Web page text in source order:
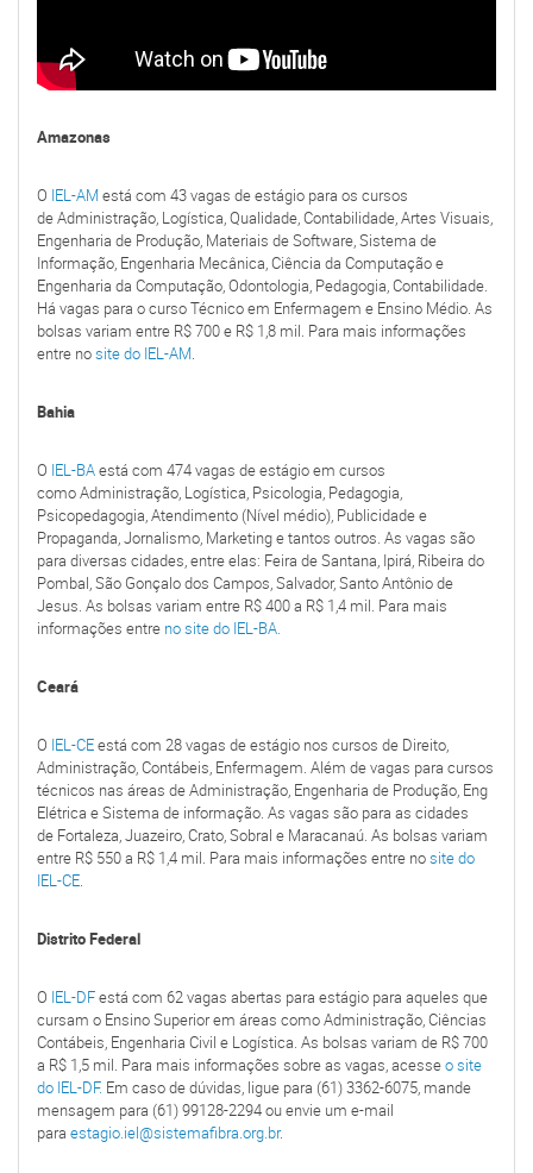
Amazonas
O IEL-AM está com 43 vagas de estágio para os cursos
de Administração, Logística, Qualidade, Contabilidade, Artes Visuais,
Engenharia de Produção, Materiais de Software, Sistema de
Informação, Engenharia Mecânica, Ciência da Computação e
Engenharia da Computação, Odontologia, Pedagogia, Contabilidade.
Há vagas para o curso Técnico em Enfermagem e Ensino Médio. As
bolsas variam entre R$ 700 e R$ 1,8 mil. Para mais informações
entre nosite do IEL-AM.
Bahia
O IEL-BAestá com 474 vagas de estágio em cursos
como Administração, Logística, Psicologia, Pedagogia,
Psicopedagogia, Atendimento (Nível médio), Publicidade e
Propaganda, Jornalismo, Marketing e tantos outros. As vagas são
para diversas cidades, entre elas: Feira de Santana, Ipirá, Ribeira do
Pombal, São Gonçalo dos Campos, Salvador, Santo Antônio de
Jesus. As bolsas variam entre R$ 400 a R$ 1,4 mil. Para mais
informações entre no site do IEL-BA.
Ceará
O IEL-CEestá com 28 vagas de estágio nos cursos de Direito,
Administração, Contábeis, Enfermagem. Além de vagas para cursos
técnicos nas áreas de Administração, Engenharia de Produção, Eng
Elétrica e Sistema de informação. As vagas são para as cidades
de Fortaleza, Juazeiro, Crato, Sobral e Maracanaú. As bolsas variam
entre R$ 550 a R$ 1,4 mil. Para mais informações entre nosite do
IEL-CE.
Distrito Federal
O IEL-DFestá com 62 vagas abertas para estágio para aqueles que
cursam o Ensino Superior em áreas como Administração, Ciências
Contábeis, Engenharia Civil e Logística. As bolsas variam de R$ 700
a R$ 1,5 mil. Para mais informações sobre as vagas, acesseo site
do IEL-DF. Em caso de dúvidas, ligue para (61) 3362-6075, mande
mensagem para (61) 99128-2294 ou envie um e-mail
para estagio.iel@sistemafibra.org.br.